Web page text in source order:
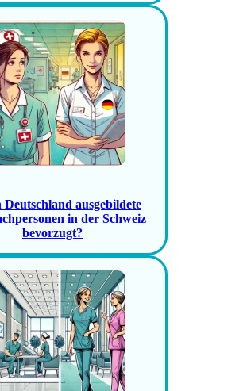
Deutschland ausgebildete
in der Schweiz
bevorzugt?